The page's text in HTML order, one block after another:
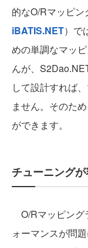
的なO/Rマッピン
iBATIS.NET）で
めの単調なマッ
んが、
して設計すれば
ません。そのた
ができます。
チューニング
O/Rマッピング
ォーマンスが問